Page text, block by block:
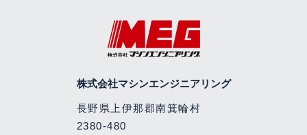
株式会社マシンエンジニアリング
長野県上伊那郡南箕輪村
2380-480